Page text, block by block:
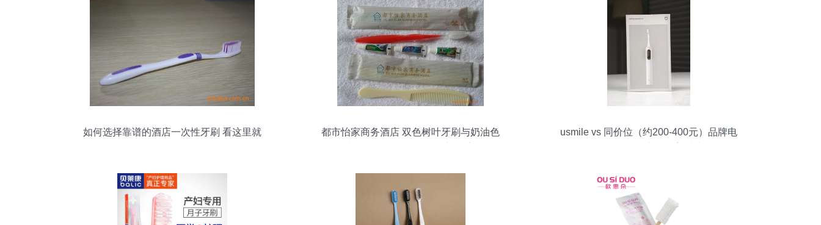
如何选择靠谱的酒店一次性牙刷 看这里就
都市怡家商务酒店 双色树叶牙刷与奶油色
usmile vs 同价位（约200-400元）品牌电